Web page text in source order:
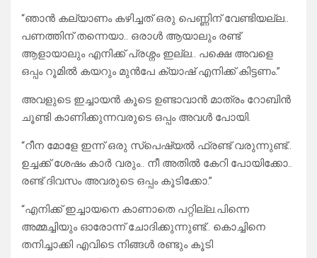
“ഞാൻ കല്യാണം കഴിച്ചത് ഒരു പെണ്ണിന് വേണ്ടിയല്ല..
പണത്തിന് തന്നെയാ.. ഒരാൾ ആയാലും രണ്ട്
ആളായാലും എനിക്ക് പ്രശ്നം ഇല്ല.. പക്ഷെ അവളെ
ഒപ്പം റൂമിൽ കയറും മുൻപേ ക്യാഷ് എനിക്ക് കിട്ടണം.”
അവളുടെ ഇച്ചായൻ കൂടെ ഉണ്ടാവാൻ മാത്രം റോബിൻ
ചൂണ്ടി കാണിക്കുന്നവരുടെ ഒപ്പം അവൾ പോയി.
“റീന മോളേ ഇന്ന് ഒരു സ്പെഷ്യൽ ഫ്രണ്ട് വരുന്നുണ്ട്..
ഉച്ചക്ക് ശേഷം കാർ വരും.. നീ അതിൽ കേറി പോയിക്കോ..
രണ്ട് ദിവസം അവരുടെ ഒപ്പം കൂടിക്കോ.”
“എനിക്ക് ഇച്ചായനെ കാണാതെ പറ്റില്ല.പിന്നെ
അമ്മച്ചിയും ഓരോന്ന് ചോദിക്കുന്നുണ്ട്.. കൊച്ചിനെ
തനിച്ചാക്കി എവിടെ നിങ്ങൾ രണ്ടും കൂടി